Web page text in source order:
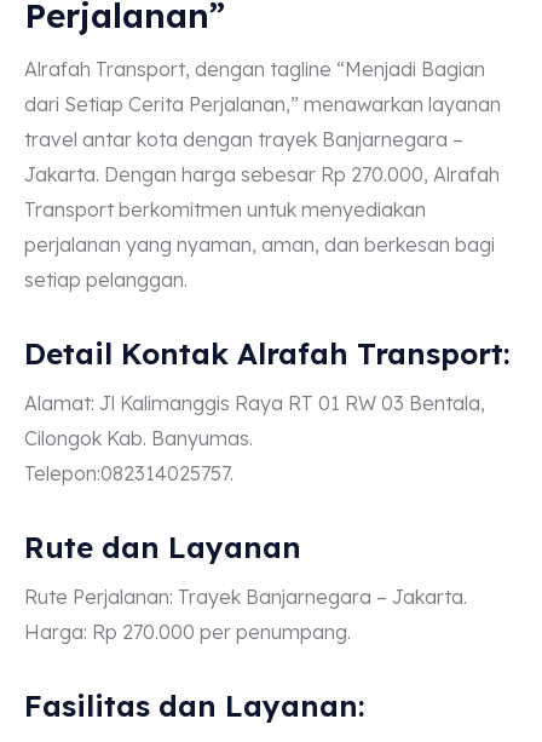
Perjalanan”
Alrafah Transport, dengan tagline “Menjadi Bagian
dari Setiap Cerita Perjalanan,” menawarkan layanan
travel antar kota dengan trayek Banjarnegara –
Jakarta. Dengan harga sebesar Rp 270.000, Alrafah
Transport berkomitmen untuk menyediakan
perjalanan yang nyaman, aman, dan berkesan bagi
setiap pelanggan.
Detail Kontak Alrafah Transport:
Alamat: Jl Kalimanggis Raya RT 01 RW 03 Bentala,
Cilongok Kab. Banyumas.
Telepon:082314025757.
Rute dan Layanan
Rute Perjalanan: Trayek Banjarnegara – Jakarta.
Harga: Rp 270.000 per penumpang.
Fasilitas dan Layanan: